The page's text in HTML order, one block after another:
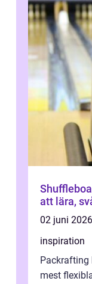
Shuffleboard
att lära,
02 juni 2026
inspiration
Packrafting
mest